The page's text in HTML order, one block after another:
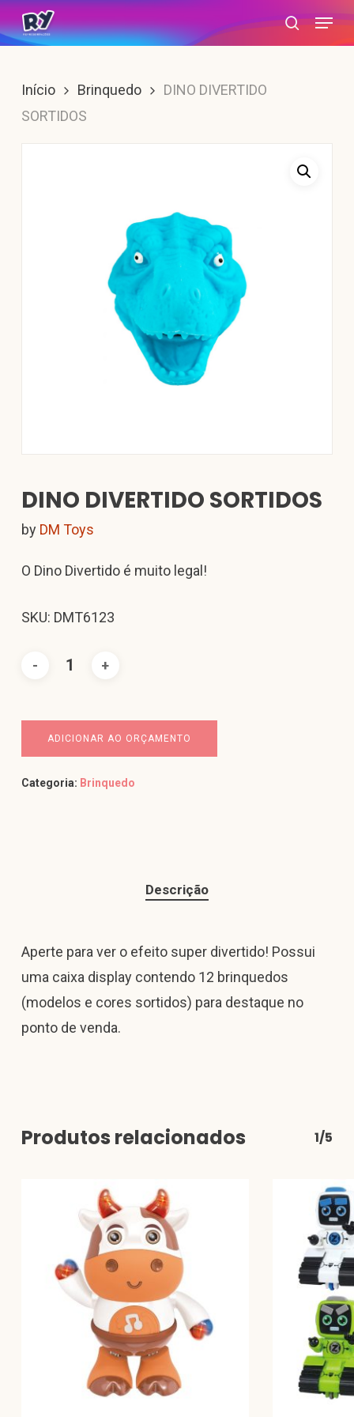
Skip
to
content
search
Menu
Início Brinquedo
DINO DIVERTIDO
SORTIDOS
DINO DIVERTIDO SORTIDOS
by DM Toys
O Dino Divertido é muito legal!
SKU: DMT6123
ADICIONAR AO ORÇAMENTO
Categoria: Brinquedo
Descrição
Aperte para ver o efeito super divertido! Possui
uma caixa display contendo 12 brinquedos
(modelos e cores sortidos) para destaque no
ponto de venda.
Produtos relacionados 1/5